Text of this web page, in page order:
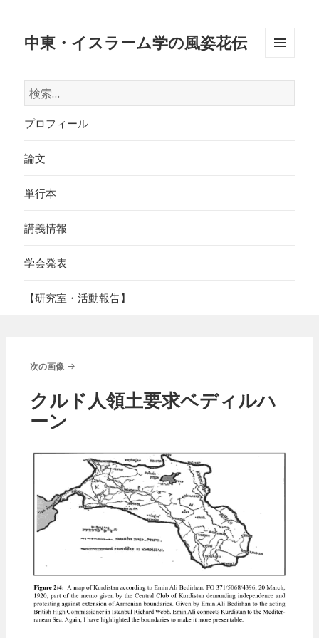
中東・イスラーム学の風姿花伝
検
索:
プロフィール
論文
単行本
講義情報
学会発表
【研究室・活動報告】
次の画像
クルド人領土要求ベディルハ
ーン